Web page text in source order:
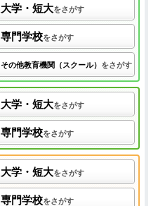
大学・短大をさがす
専門学校をさがす
その他教育機関（スクール） をさがす
大学・短大をさがす
専門学校をさがす
大学・短大をさがす
専門学校をさがす